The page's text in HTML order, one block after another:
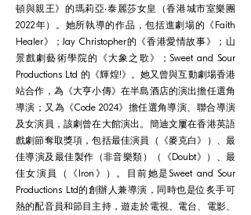
頓與親王》的瑪莉亞‧泰麗莎女皇（香港城市室樂團
2022年）。她所執導的作品，包括進劇場的《Faith
Healer》；Jay Christopher的《香港愛情故事》；山
景戲劇藝術學院的《大象之歌》；Sweet and Sour
Productions Ltd 的《輝煌!》。她又曾與互動劇場香港
站合作，為《大亨小傳》在半島酒店的演出擔任選角
導演；又為《Code 2024》擔任選角導演、聯合導演
及女演員，該劇曾在大館演出。簡迪文屢在香港英語
戲劇節奪取獎項，包括最佳演員（《麥克白》）、最
佳導演及最佳製作（非音樂類）（《Doubt》）、最
佳女演員（《Iron》）。目前她是Sweet and Sour
Productions Ltd的創辦人兼導演，同時也是位炙手可
熱的配音員和節目主持，遊走於電視、電台、電影、